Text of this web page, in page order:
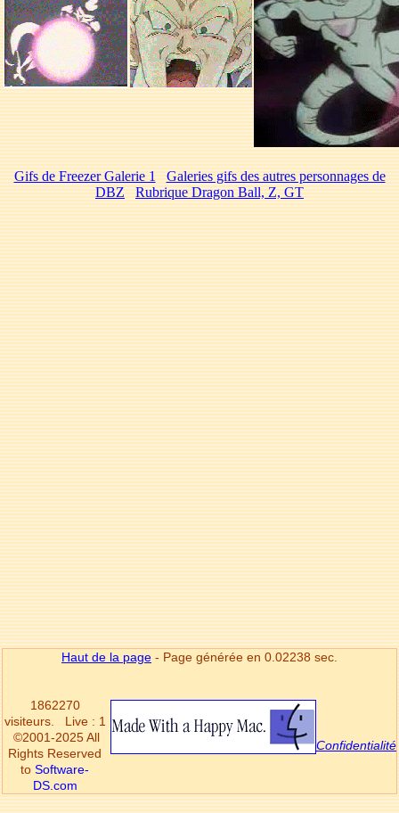
Gifs de Freezer Galerie 1
Galeries gifs des autres personnages de
DBZ
Rubrique Dragon Ball, Z, GT
Haut de la page - Page générée en 0.02238 sec.
1862270
visiteurs.
Live : 1
©2001-2025 All
Rights Reserved
to Software-
DS.com
Confidentialité